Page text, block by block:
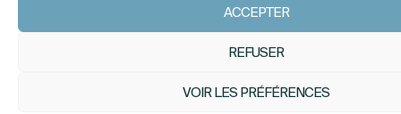
ACCEPTER
REFUSER
VOIR LES PRÉFÉRENCES